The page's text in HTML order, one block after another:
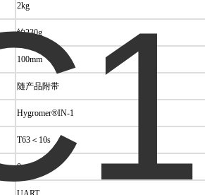
2kg
约230g
100mm
随产品附带
Hygromer®IN-1
T63＜10s
0～1V